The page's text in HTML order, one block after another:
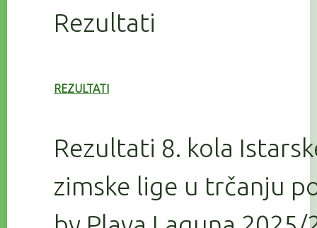
Rezultati
REZULTATI
Rezultati 8. kola
zimske lige u trčanju